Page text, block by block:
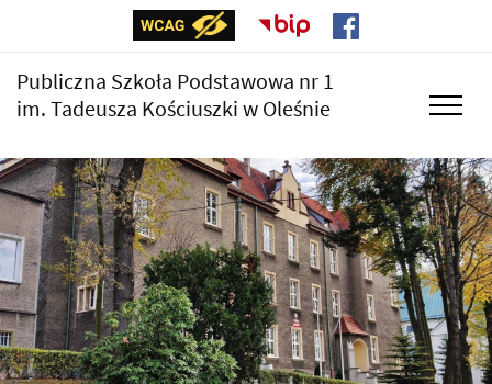
Publiczna Szkoła Podstawowa nr 1
im. Tadeusza Kościuszki w Oleśnie